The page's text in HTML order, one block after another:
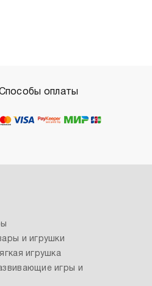
оплаты
и игрушки
игрушка
игры и